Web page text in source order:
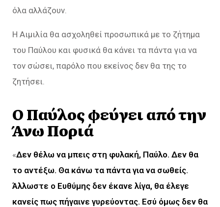
όλα αλλάζουν.
Η Αιμιλία θα ασχοληθεί προσωπικά με το ζήτημα
του Παύλου και φυσικά θα κάνει τα πάντα για να
τον σώσει, παρόλο που εκείνος δεν θα της το
ζητήσει.
Ο Παύλος φεύγει από την
Άνω Ποριά
«Δεν θέλω να μπεις στη φυλακή, Παύλο. Δεν θα
το αντέξω. Θα κάνω τα πάντα για να σωθείς.
Άλλωστε ο Ευθύμης δεν έκανε λίγα, θα έλεγε
κανείς πως πήγαινε γυρεύοντας. Εσύ όμως δεν θα